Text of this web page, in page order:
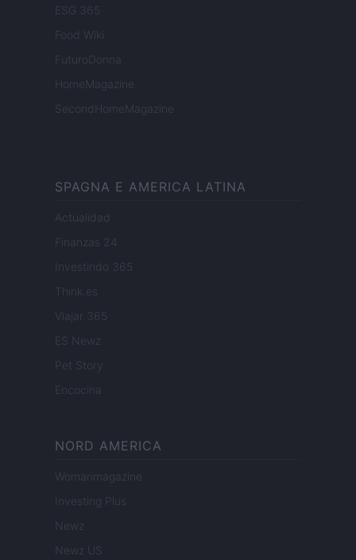
ESG 365
Food Wiki
FuturoDonna
HomeMagazine
SecondHomeMagazine
SPAGNA E AMERICA LATINA
Actualidad
Finanzas 24
Investindo 365
Think.es
Viajar 365
ES Newz
Pet Story
Encocina
NORD AMERICA
Womanmagazine
Investing Plus
Newz
Newz US